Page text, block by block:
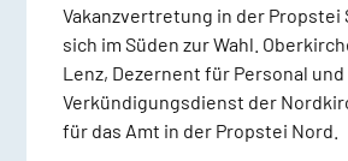
Vakanzvertretung in der Propstei
sich im Süden zur Wahl.
Lenz, Dezernent für Personal und
Verkündigungsdienst der
für das Amt in der Propstei Nord.